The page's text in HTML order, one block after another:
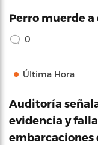
Perro muerde a
0
Última Hora
Auditoría
evidencia y
embarcaciones